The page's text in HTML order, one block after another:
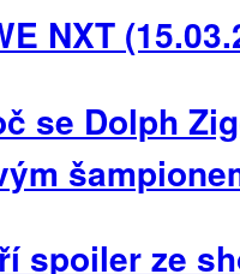
NXT
se Dolph
spoiler ze